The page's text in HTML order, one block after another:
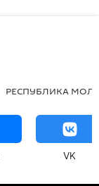
РЕСПУБЛИКА
VK